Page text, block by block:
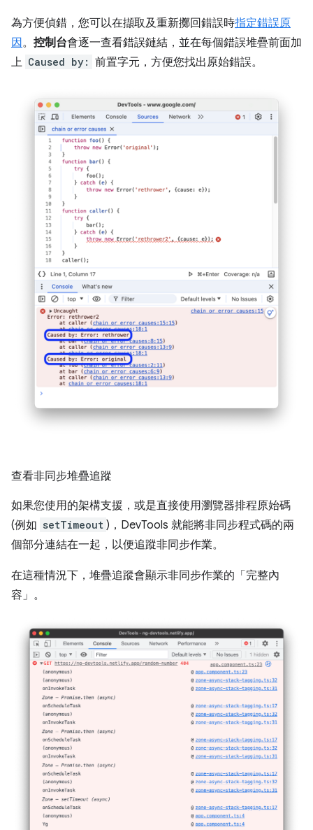
為方便偵錯，您可以在擷取及重新擲回錯誤時指定錯誤原
因。 控制台會逐一查看錯誤鏈結，並在每個錯誤堆疊前面加
上 Caused by: 前置字元，方便您找出原始錯誤。
查看非同步堆疊追蹤
如果您使用的架構支援，或是直接使用瀏覽器排程原始碼
(例如 setTimeout )，DevTools 就能將非同步程式碼的兩
個部分連結在一起，以便追蹤非同步作業。
在這種情況下，堆疊追蹤會顯示非同步作業的「完整內
容」。